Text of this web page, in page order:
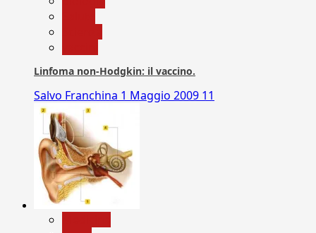
Linfoma non-Hodgkin: il vaccino.
Salvo Franchina 1 Maggio 2009 11